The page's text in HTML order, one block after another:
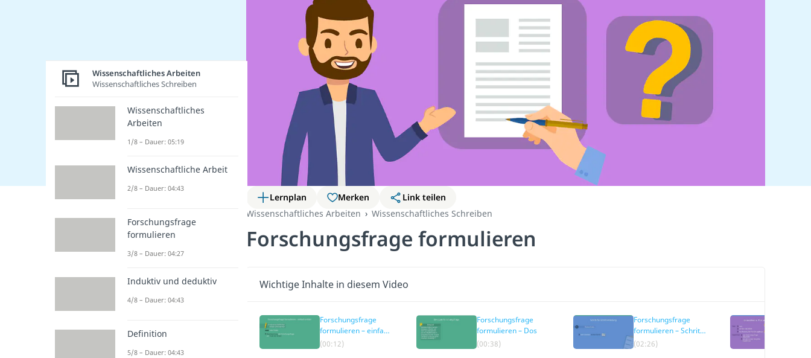
Lernplan Merken
Link teilen
Wissenschaftliches Arbeiten
Wissenschaftliches Schreiben
Forschungsfrage formulieren
Wichtige Inhalte in diesem Video
Forschungsfrage
formulieren – einfach
erklärt
(00:12)
Forschungsfrage
formulieren – Dos
(00:38)
Forschungsfrage
formulieren – Schritt-
für Schritt
(02:26)
Wissenschaftliches Arbeiten
Wissenschaftliches Schreiben
Wissenschaftliches
Arbeiten
1/8 – Dauer: 05:19
Wissenschaftliche Arbeit
2/8 – Dauer: 04:43
Forschungsfrage
formulieren
3/8 – Dauer: 04:27
Induktiv und deduktiv
4/8 – Dauer: 04:43
Definition
5/8 – Dauer: 04:43